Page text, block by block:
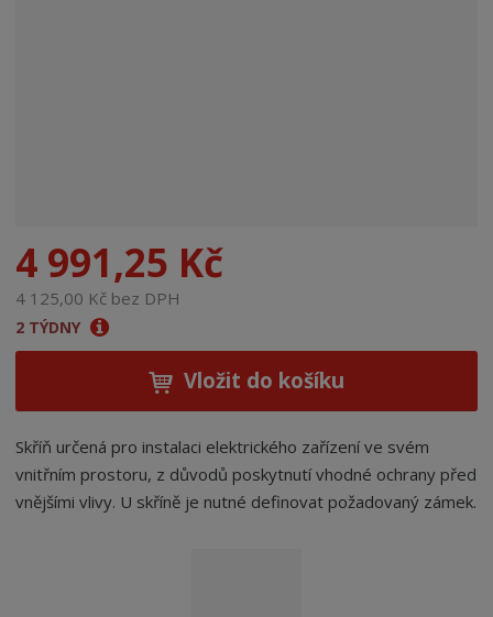
4 991,25 Kč
4 125,00 Kč bez DPH
2 TÝDNY
Vložit do košíku
Skříň určená pro instalaci elektrického zařízení ve svém
vnitřním prostoru, z důvodů poskytnutí vhodné ochrany před
vnějšími vlivy. U skříně je nutné definovat požadovaný zámek.